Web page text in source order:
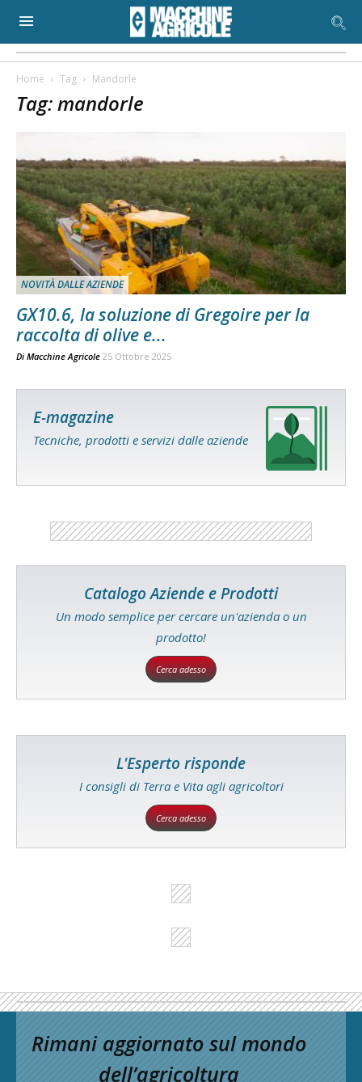
Home Tag Mandorle
Tag: mandorle
NOVITÀ DALLE AZIENDE
GX10.6, la soluzione di Gregoire per la
raccolta di olive e...
Di Macchine Agricole 25 Ottobre 2025
E-magazine
Tecniche, prodotti e servizi dalle aziende
Catalogo Aziende e Prodotti
Un modo semplice per cercare un'azienda o un
prodotto!
Cerca adesso
L'Esperto risponde
I consigli di Terra e Vita agli agricoltori
Cerca adesso
Rimani aggiornato sul mondo
dell’agricoltura